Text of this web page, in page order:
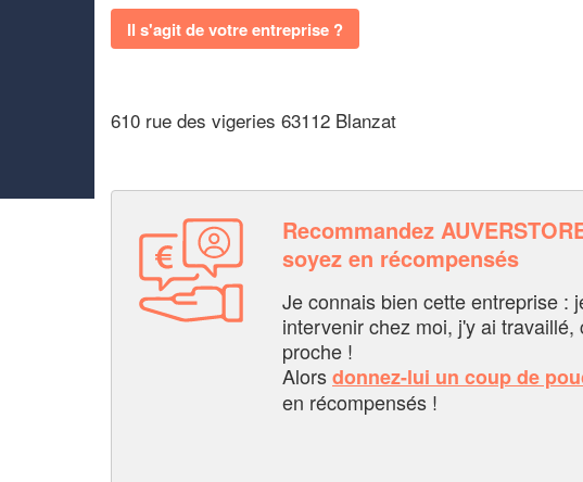
Il s'agit de votre entreprise ?
610 rue des vigeries 63112 Blanzat
Recommandez
soyez en récompensés
Je connais bien cette entreprise :
intervenir chez moi, j'y ai travaillé,
proche !
Alorsdonnez-lui un coup de
en récompensés !